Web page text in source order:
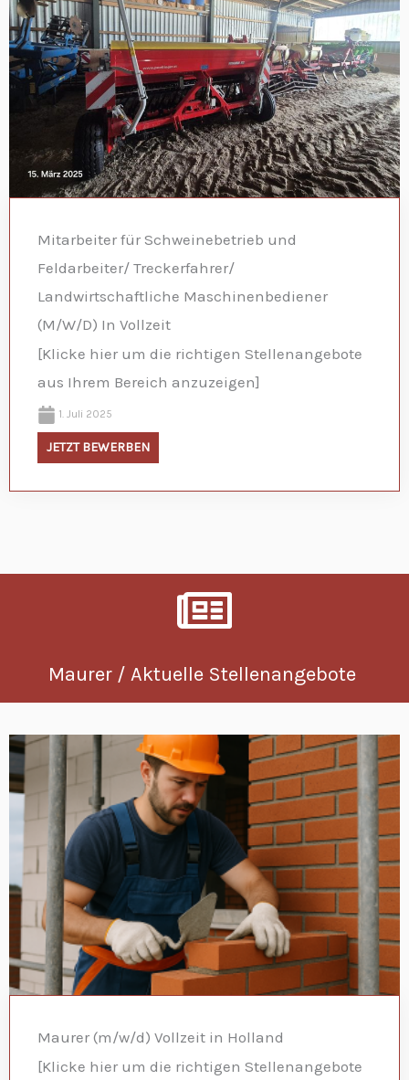
Mitarbeiter für Schweinebetrieb und
Feldarbeiter/ Treckerfahrer/
Landwirtschaftliche Maschinenbediener
(M/W/D) In Vollzeit
[Klicke hier um die richtigen Stellenangebote
aus Ihrem Bereich anzuzeigen]
1. Juli 2025
JETZT BEWERBEN
Maurer / Aktuelle Stellenangebote
Maurer (m/w/d) Vollzeit in Holland
[Klicke hier um die richtigen Stellenangebote